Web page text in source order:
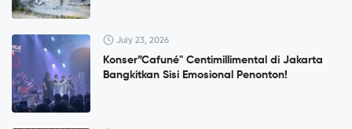
July 23, 2026
Konser”Cafuné" Centimillimental di Jakarta
Bangkitkan Sisi Emosional Penonton!